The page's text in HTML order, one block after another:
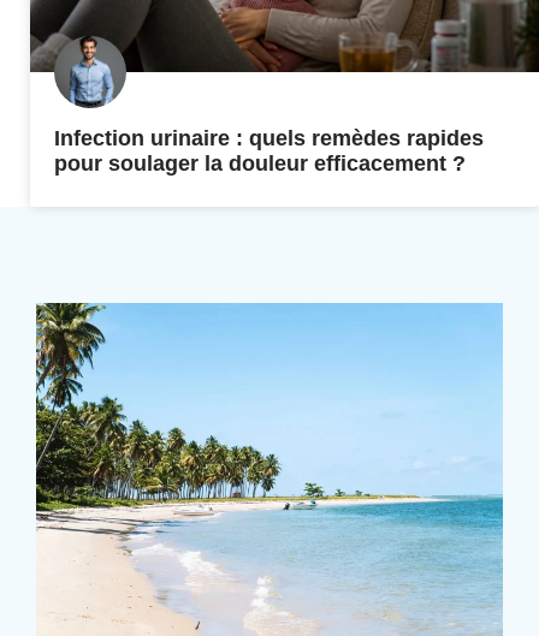
Infection urinaire : quels remèdes rapides
pour soulager la douleur efficacement ?